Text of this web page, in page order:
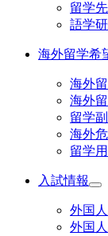
留学
語学
海外留学希
海外
海外
留学
海外
留学
入試情報
外国
外国